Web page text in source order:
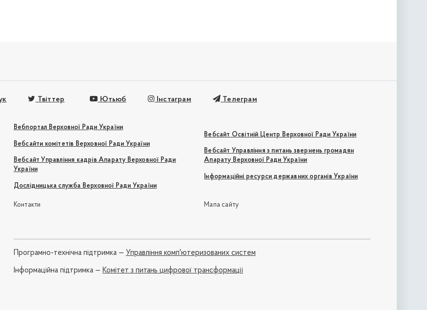
Твіттер Ютьюб Інстаграм Телеграм
Вебпортал Верховної Ради України
Вебсайти комітетів Верховної Ради України
Вебсайт Управління кадрів Апарату Верховної Ради
України
Дослідницька служба Верховної Ради України
Вебсайт Освітній Центр Верховної Ради України
Вебсайт Управління з питань звернень громадян
Апарату Верховної Ради України
Інформаційні ресурси державних органів України
Контакти Мапа сайту
Програмно-технічна підтримка — Управління комп'ютеризованих систем
Iнформаційна підтримка — Комітет з питань цифрової трансформації